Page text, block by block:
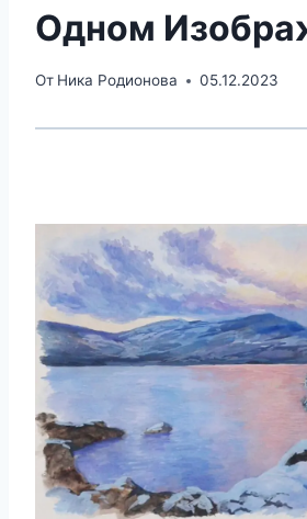
Одном
От Ника Родионова 05.12.2023